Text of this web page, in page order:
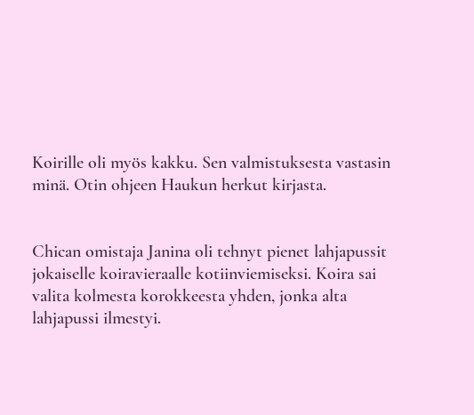
Koirille oli myös kakku. Sen valmistuksesta vastasin
minä. Otin ohjeen Haukun herkut kirjasta.
Chican omistaja Janina oli tehnyt pienet lahjapussit
jokaiselle koiravieraalle kotiinviemiseksi. Koira sai
valita kolmesta korokkeesta yhden, jonka alta
lahjapussi ilmestyi.